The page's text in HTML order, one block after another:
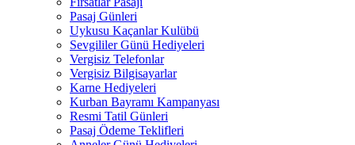
Pasaj Günleri
Uykusu Kaçanlar Kulübü
Sevgililer Günü Hediyeleri
Vergisiz Telefonlar
Vergisiz Bilgisayarlar
Karne Hediyeleri
Kurban Bayramı Kampanyası
Resmi Tatil Günleri
Pasaj Ödeme Teklifleri